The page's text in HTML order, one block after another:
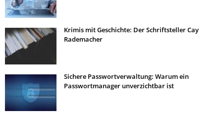
Krimis mit Geschichte: Der Schriftsteller Cay
Rademacher
Sichere Passwortverwaltung: Warum ein
Passwortmanager unverzichtbar ist